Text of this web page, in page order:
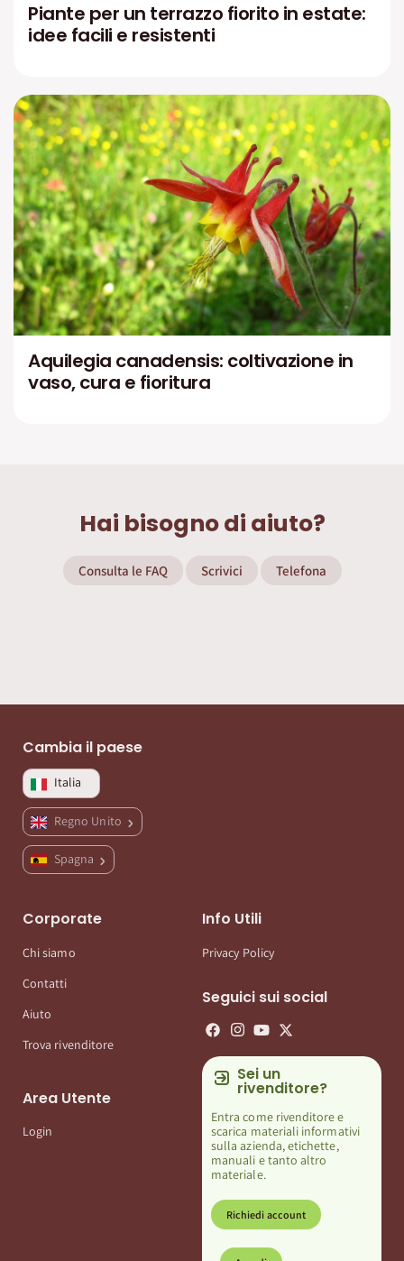
Piante per un terrazzo fiorito in estate:
idee facili e resistenti
Aquilegia canadensis: coltivazione in
vaso, cura e fioritura
Hai bisogno di aiuto?
Consulta le FAQ Scrivici Telefona
Cambia il paese
Italia
Regno Unito
Spagna
Corporate
Chi siamo
Contatti
Aiuto
Trova rivenditore
Area Utente
Login
Info Utili
Privacy Policy
Seguici sui social
Sei un
rivenditore?
Entra come rivenditore e
scarica materiali informativi
sulla azienda, etichette,
manuali e tanto altro
materiale.
Richiedi account